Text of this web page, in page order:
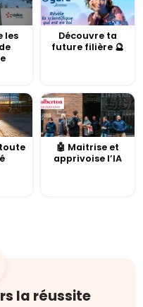
les
Découvre ta
future filière 🔮
toute
🤖 Maitrise et
apprivoise l’IA
la réussite